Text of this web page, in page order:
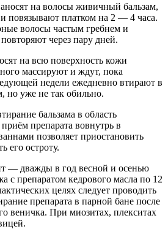
на волосы живичный бальзам,
повязывают платком на 2 — 4 часа.
волосы частым гребнем и
через пару дней.
на всю поверхность кожи
массируют и ждут, пока
недели ежедневно втирают в
но уже не так обильно.
бальзама в область
препарата вовнутрь в
позволяет приостановить
его остроту.
— дважды в год весной и осенью
с препаратом кедрового масла по 12
целях следует проводить
препарата в парной бане после
веничка. При миозитах, плекситах